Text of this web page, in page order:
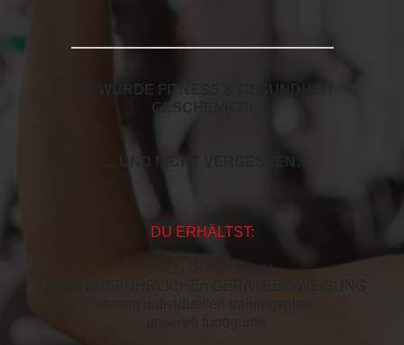
DIR WURDE FITNESS & GESUNDHEIT
GESCHENKT!
... UND NICHT VERGESSEN:
DU ERHÄLTST:
- EINEN GRatismonat